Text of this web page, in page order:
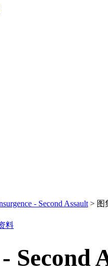
- Second Assault > 图
料
Second